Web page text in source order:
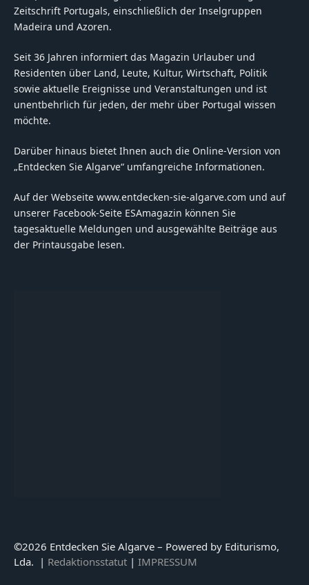
Zeitschrift Portugals, einschließlich der Inselgruppen
Madeira und Azoren.
Seit 36 Jahren informiert das Magazin Urlauber und
Residenten über Land, Leute, Kultur, Wirtschaft, Politik
sowie aktuelle Ereignisse und Veranstaltungen und ist
unentbehrlich für jeden, der mehr über Portugal wissen
möchte.
Darüber hinaus bietet Ihnen auch die Online-Version von
„Entdecken Sie Algarve“ umfangreiche Informationen.
Auf der Webseite www.entdecken-sie-algarve.com und auf
unserer Facebook-Seite ESAmagazin können Sie
tagesaktuelle Meldungen und ausgewählte Beiträge aus
der Printausgabe lesen.
©2026 Entdecken Sie Algarve – Powered by Editurismo,
Lda. | Redaktionsstatut | IMPRESSUM